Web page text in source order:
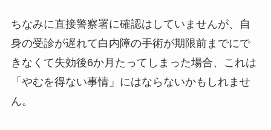
ちなみに直接警察署に確認はしていませんが、自
身の受診が遅れて白内障の手術が期限前までにで
きなくて失効後6か月たってしまった場合、これは
「やむを得ない事情」にはならないかもしれませ
ん。